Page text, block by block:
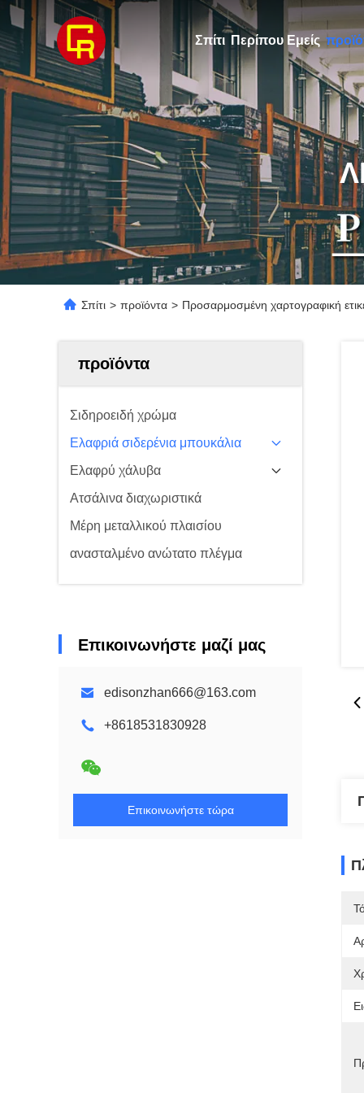
Σπίτι Περίπου Εμείς
Σπίτι > προϊόντα > Προσαρμοσμένη χαρτογραφική
προϊόντα
Σιδηροειδή χρώμα
Ελαφριά σιδερένια μπουκάλια
Ελαφρύ χάλυβα
Ατσάλινα διαχωριστικά
Μέρη μεταλλικού πλαισίου
ανασταλμένο ανώτατο πλέγμα
Επικοινωνήστε μαζί μας
edisonzhan666@163.com
+8618531830928
Επικοινωνήστε τώρα